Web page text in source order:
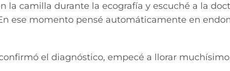
la camilla durante la ecografía y escuché a la
ese momento pensé automáticamente en
el diagnóstico, empecé a llorar